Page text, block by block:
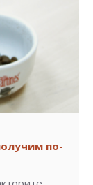
по-